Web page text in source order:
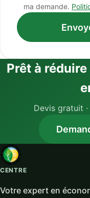
ma demande.
Prêt à
Devis gratuit
CENTRE
Votre expert en